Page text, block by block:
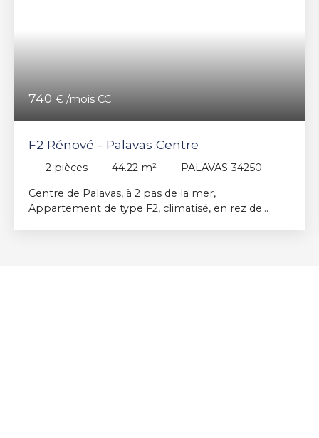
740 € /mois CC
F2 Rénové - Palavas Centre
2 pièces 44.22 m²
PALAVAS 34250
Centre de Palavas, à 2 pas de la mer,
Appartement de type F2, climatisé, en rez de